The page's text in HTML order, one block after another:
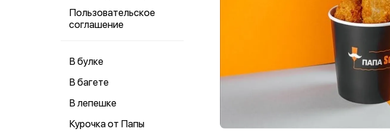
Пользовательское
соглашение
В булке
В багете
В лепешке
Курочка от Папы